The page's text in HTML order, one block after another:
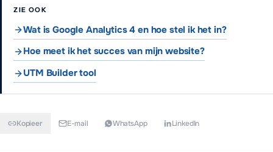
ZIE OOK
Wat is Google Analytics 4 en hoe stel ik het in?
Hoe meet ik het succes van mijn website?
UTM Builder tool
Kopieer E-mail WhatsApp LinkedIn